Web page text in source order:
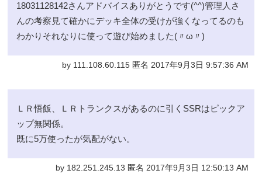
18031128142さんアドバイスありがとうです(^^)管理人さ
んの考察見て確かにデッキ全体の受けが強くなってるのも
わかりそれなりに使って遊び始めました(〃ω〃)
by 111.108.60.115 匿名 2017年9月3日 9:57:36 AM
ＬＲ悟飯、ＬＲトランクスがあるのに引くSSRはピックア
ップ無関係。
既に5万使ったが気配がない。
by 182.251.245.13 匿名 2017年9月3日 12:50:13 AM